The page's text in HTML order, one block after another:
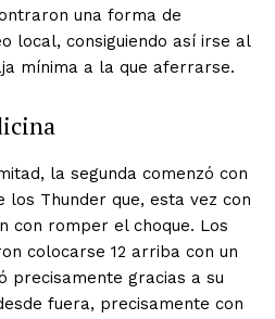
una forma de
local, consiguiendo así irse al
mínima a la que aferrarse.
la segunda comenzó con
los Thunder que, esta vez con
con romper el choque. Los
colocarse 12 arriba con un
precisamente gracias a su
fuera, precisamente con